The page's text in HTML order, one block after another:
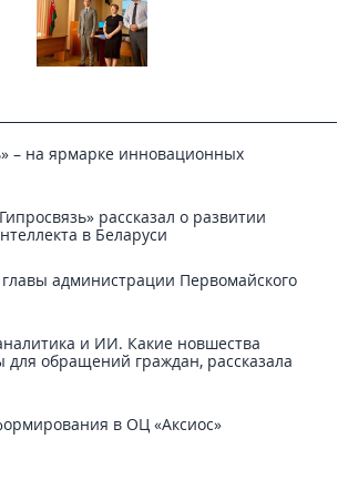
– на ярмарке инновационных
рассказал о развитии
в Беларуси
администрации Первомайского
и ИИ. Какие новшества
обращений граждан, рассказала
в ОЦ «Аксиос»